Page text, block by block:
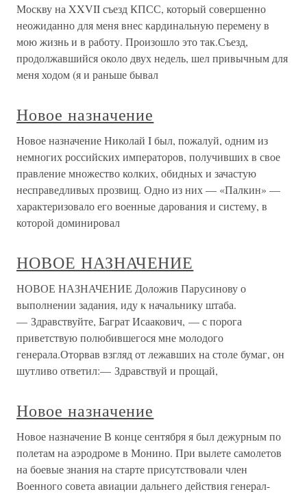
Москву на XXVII съезд КПСС, который совершенно
неожиданно для меня внес кардинальную перемену в
мою жизнь и в работу. Произошло это так.Съезд,
продолжавшийся около двух недель, шел привычным для
меня ходом (я и раньше бывал
Новое назначение
Новое назначение Николай I был, пожалуй, одним из
немногих российских императоров, получивших в свое
правление множество колких, обидных и зачастую
несправедливых прозвищ. Одно из них — «Палкин» —
характеризовало его военные дарования и систему, в
которой доминировал
НОВОЕ НАЗНАЧЕНИЕ
НОВОЕ НАЗНАЧЕНИЕ Доложив Парусинову о
выполнении задания, иду к начальнику штаба.
— Здравствуйте, Баграт Исаакович, — с порога
приветствую полюбившегося мне молодого
генерала.Оторвав взгляд от лежавших на столе бумаг, он
шутливо ответил:— Здравствуй и прощай,
Новое назначение
Новое назначение В конце сентября я был дежурным по
полетам на аэродроме в Монино. При вылете самолетов
на боевые знания на старте присутствовали член
Военного совета авиации дальнего действия генерал-